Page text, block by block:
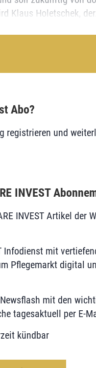
Klaus Holetschek, der...
Abo?
registrieren und
INVEST
INVEST Artikel der
Infodienst mit
Pflegemarkt digital
mit den
tagesaktuell per E-
kündbar